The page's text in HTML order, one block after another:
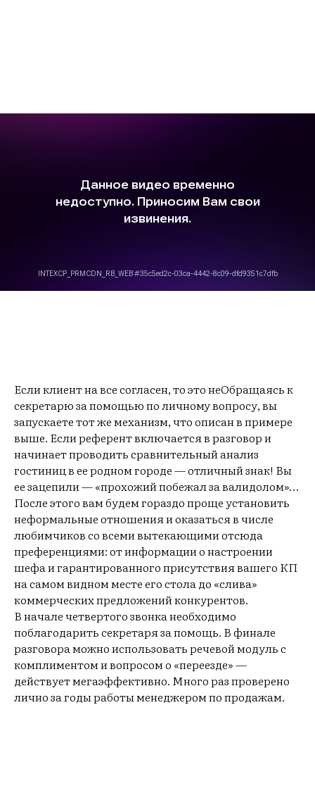
Если клиент на все согласен, то это неОбращаясь к
секретарю за помощью по личному вопросу, вы
запускаете тот же механизм, что описан в примере
выше. Если референт включается в разговор и
начинает проводить сравнительный анализ
гостиниц в ее родном городе — отличный знак! Вы
ее зацепили — «прохожий побежал за валидолом»…
После этого вам будем гораздо проще установить
неформальные отношения и оказаться в числе
любимчиков со всеми вытекающими отсюда
преференциями: от информации о настроении
шефа и гарантированного присутствия вашего КП
на самом видном месте его стола до «слива»
коммерческих предложений конкурентов.
В начале четвертого звонка необходимо
поблагодарить секретаря за помощь. В финале
разговора можно использовать речевой модуль с
комплиментом и вопросом о «переезде» —
действует мегаэффективно. Много раз проверено
лично за годы работы менеджером по продажам.